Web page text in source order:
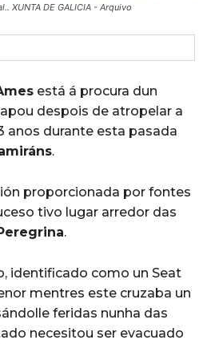
XUNTA DE GALICIA - Arquivo
está á procura dun
despois de atropelar a
anos durante esta pasada
.
proporcionada por fontes
tivo lugar arredor das
.
identificado como un Seat
mentres este cruzaba un
feridas nunha das
necesitou ser evacuado